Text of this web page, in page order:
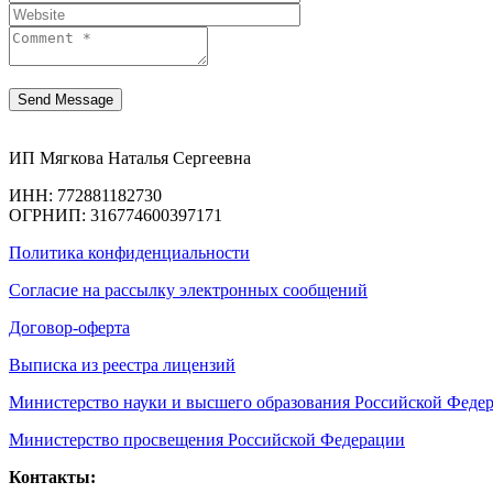
ИП Мягкова Наталья Сергеевна
ИНН: 772881182730
ОГРНИП: 316774600397171
Политика конфиденциальности
Согласие на рассылку электронных сообщений
Договор-оферта
Выписка из реестра лицензий
Министерство науки и высшего образования Российской
Министерство просвещения Российской Федерации
Контакты: